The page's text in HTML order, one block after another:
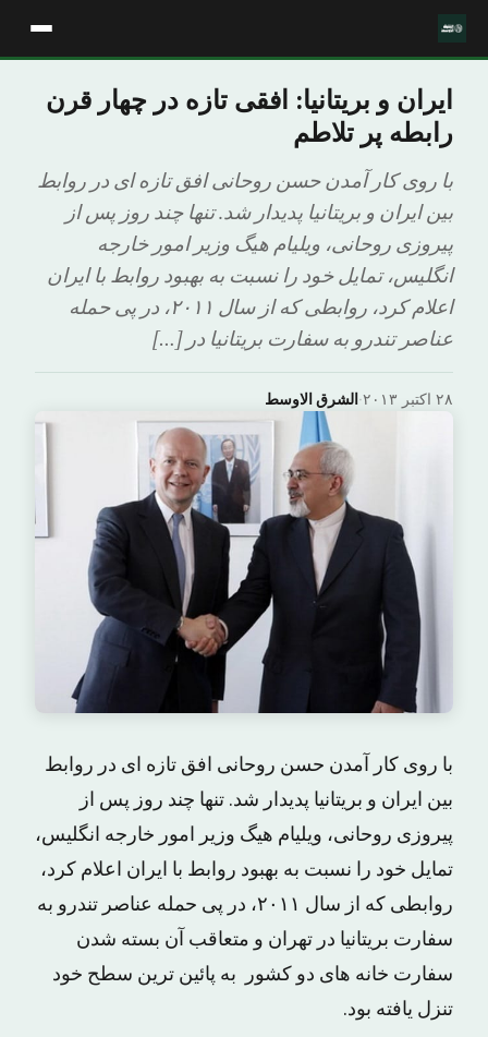
ایران و بریتانیا: افقی تازه در چهار قرن
رابطه پر تلاطم
با روی کار آمدن حسن روحانی افق تازه ای در روابط
بین ایران و بریتانیا پدیدار شد. تنها چند روز پس از
پیروزی روحانی، ویلیام هیگ وزیر امور خارجه
انگلیس، تمایل خود را نسبت به بهبود روابط با ایران
اعلام کرد، روابطی که از سال ۲۰۱۱، در پی حمله
عناصر تندرو به سفارت بریتانیا در […]
الشرق الاوسط· ۲۸ اکتبر ۲۰۱۳
با روی کار آمدن حسن روحانی افق تازه ای در روابط
بین ایران و بریتانیا پدیدار شد. تنها چند روز پس از
پیروزی روحانی، ویلیام هیگ وزیر امور خارجه انگلیس،
تمایل خود را نسبت به بهبود روابط با ایران اعلام کرد،
روابطی که از سال ۲۰۱۱، در پی حمله عناصر تندرو به
سفارت بریتانیا در تهران و متعاقب آن بسته شدن
سفارت خانه های دو کشور به پائین ترین سطح خود
تنزل یافته بود.